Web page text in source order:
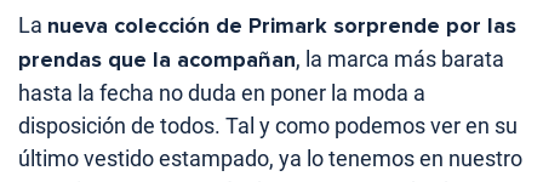
La nueva colección de Primark sorprende por las
prendas que la acompañan, la marca más barata
hasta la fecha no duda en poner la moda a
disposición de todos. Tal y como podemos ver en su
último vestido estampado, ya lo tenemos en nuestro